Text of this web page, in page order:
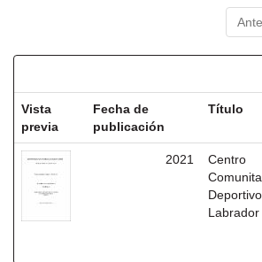
Vista
previa
Fecha de
publicación
Título
2021
Centro
Labrador